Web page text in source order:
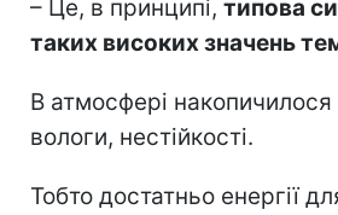
– Це, в принципі, типова
таких високих значень
В атмосфері накопичилося
вологи, нестійкості.
Тобто достатньо енергії